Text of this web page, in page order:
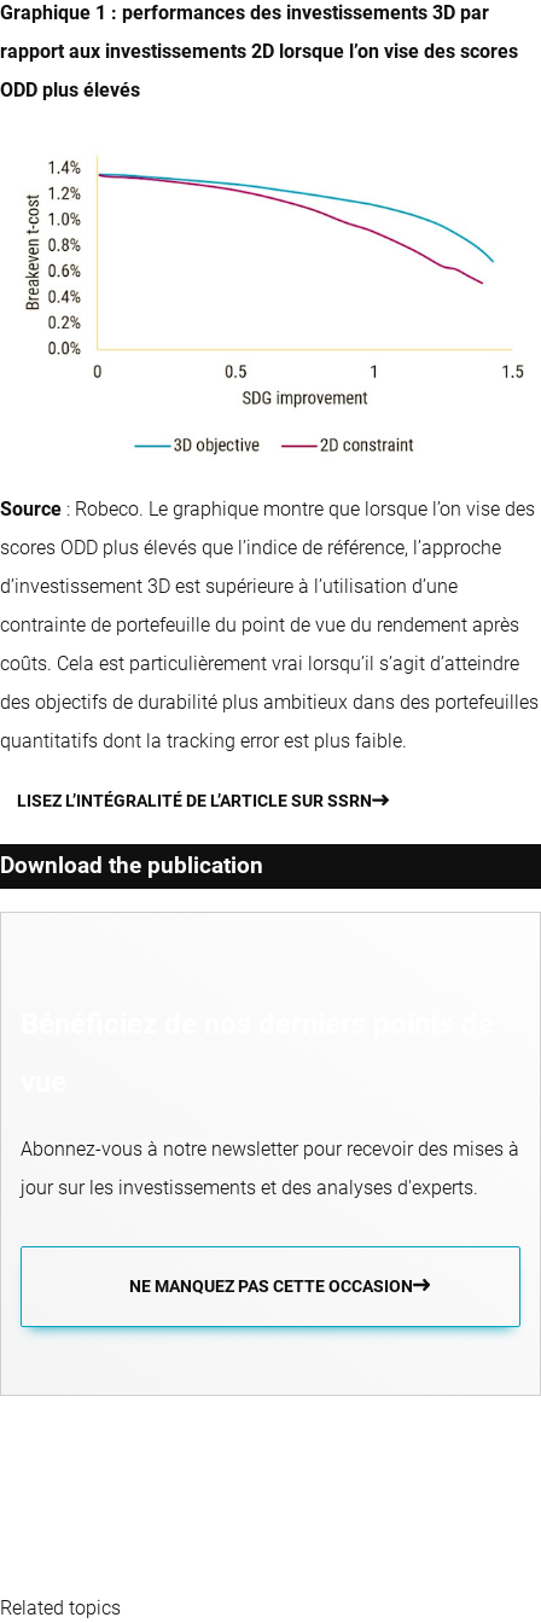
Graphique 1 : performances des investissements 3D par
rapport aux investissements 2D lorsque l’on vise des scores
ODD plus élevés
Source : Robeco. Le graphique montre que lorsque l’on vise des
scores ODD plus élevés que l’indice de référence, l’approche
d’investissement 3D est supérieure à l’utilisation d’une
contrainte de portefeuille du point de vue du rendement après
coûts. Cela est particulièrement vrai lorsqu’il s’agit d’atteindre
des objectifs de durabilité plus ambitieux dans des portefeuilles
quantitatifs dont la tracking error est plus faible.
LISEZ L’INTÉGRALITÉ DE L’ARTICLE SUR SSRN
Download the publication
Abonnez-vous à notre newsletter pour recevoir des mises à
jour sur les investissements et des analyses d'experts.
NE MANQUEZ PAS CETTE OCCASION
Related topics